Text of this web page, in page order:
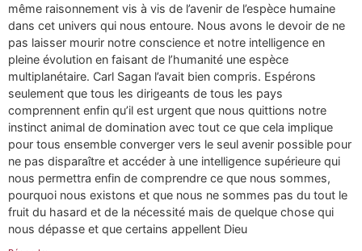
même raisonnement vis à vis de l’avenir de l’espèce humaine
dans cet univers qui nous entoure. Nous avons le devoir de ne
pas laisser mourir notre conscience et notre intelligence en
pleine évolution en faisant de l’humanité une espèce
multiplanétaire. Carl Sagan l’avait bien compris. Espérons
seulement que tous les dirigeants de tous les pays
comprennent enfin qu’il est urgent que nous quittions notre
instinct animal de domination avec tout ce que cela implique
pour tous ensemble converger vers le seul avenir possible pour
ne pas disparaître et accéder à une intelligence supérieure qui
nous permettra enfin de comprendre ce que nous sommes,
pourquoi nous existons et que nous ne sommes pas du tout le
fruit du hasard et de la nécessité mais de quelque chose qui
nous dépasse et que certains appellent Dieu